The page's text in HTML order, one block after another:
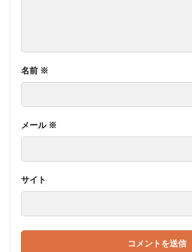
名前 ※
メール ※
サイト